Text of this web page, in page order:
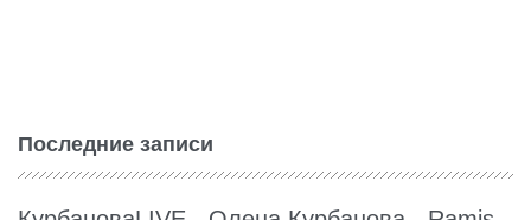
Последние записи